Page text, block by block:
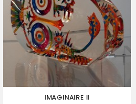
IMAGINAIRE II